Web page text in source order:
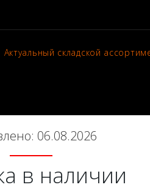
Актуальный складской
06.08.2026
в наличии